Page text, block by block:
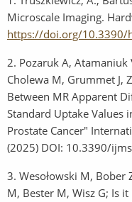
Microscale Imaging.
https://doi.org/10.3390/
2. Pozaruk A, Atamaniuk
Cholewa M, Grummet J,
Between MR Apparent
Standard Uptake Values
Prostate Cancer"
(2025) DOI: 10.3390/
3. Wesołowski M, Bober
M, Bester M, Wisz G; Is